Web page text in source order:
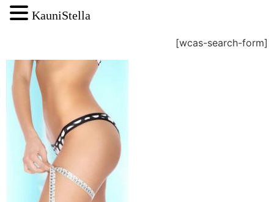
[wcas-search-form]
KauniStella